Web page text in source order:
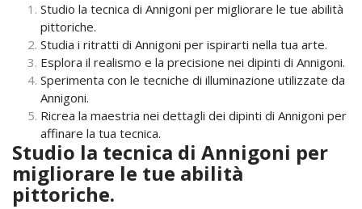
Studio la tecnica di Annigoni per migliorare le tue abilità
pittoriche.
Studia i ritratti di Annigoni per ispirarti nella tua arte.
Esplora il realismo e la precisione nei dipinti di Annigoni.
Sperimenta con le tecniche di illuminazione utilizzate da
Annigoni.
Ricrea la maestria nei dettagli dei dipinti di Annigoni per
affinare la tua tecnica.
Studio la tecnica di Annigoni per
migliorare le tue abilità
pittoriche.